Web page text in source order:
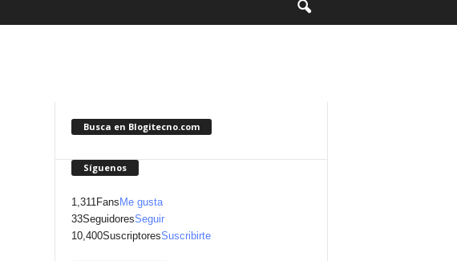
Busca en Blogitecno.com
Síguenos
1,311 Fans Me gusta
33SeguidoresSeguir
10,400SuscriptoresSuscribirte